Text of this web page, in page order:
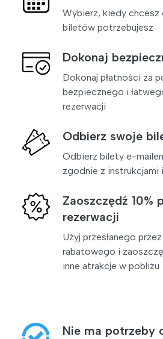
Wybierz, kiedy
biletów potrzebujesz
Dokonaj
Dokonaj płatności za
bezpiecznego i
rezerwacji
Odbierz swoje
Odbierz bilety e-
zgodnie z instrukcjami
Zaoszczędź 10%
rezerwacji
Użyj przesłanego
rabatowego i
inne atrakcje w pobliżu
Nie ma potrzeby